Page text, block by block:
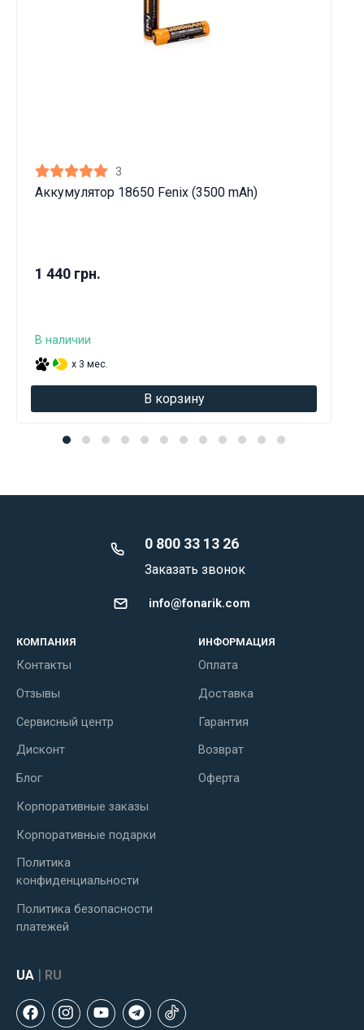
3
Аккумулятор 18650 Fenix (3500 mAh)
1 440 грн.
В наличии
x 3 мес.
В корзину
0 800 33 13 26
Заказать звонок
info@fonarik.com
КОМПАНИЯ
Контакты
Отзывы
Сервисный центр
Дисконт
Блог
Корпоративные заказы
Корпоративные подарки
Политика
конфиденциальности
Политика безопасности
платежей
ИНФОРМАЦИЯ
Оплата
Доставка
Гарантия
Возврат
Оферта
UA | RU